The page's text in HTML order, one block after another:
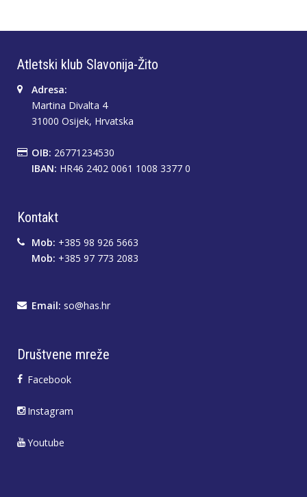
Atletski klub Slavonija-Žito
Adresa:
Martina Divalta 4
31000 Osijek, Hrvatska
OIB: 26771234530
IBAN: HR46 2402 0061 1008 3377 0
Kontakt
Mob: +385 98 926 5663
Mob: +385 97 773 2083
Email: so@has.hr
Društvene mreže
Facebook
Instagram
Youtube